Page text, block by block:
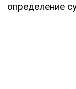
определение